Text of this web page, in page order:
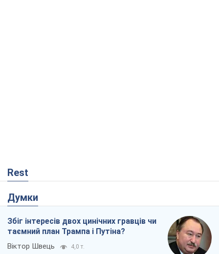
Rest
Думки
Збіг інтересів двох цинічних гравців чи
таємний план Трампа і Путіна?
Віктор Швець 4,0 т.